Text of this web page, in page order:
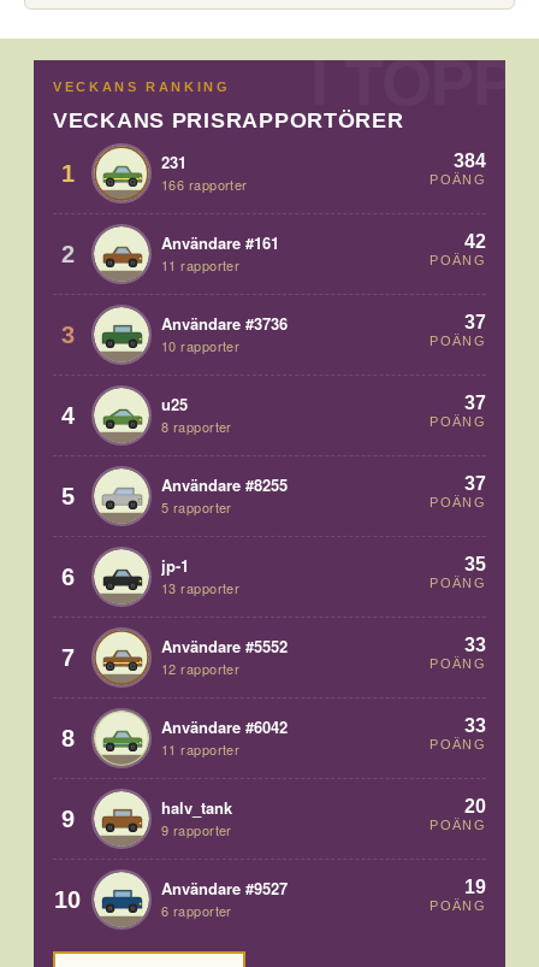
VECKANS RANKING
VECKANS PRISRAPPORTÖRER
1 231
166 rapporter
384
POÄNG
2 Användare #161
11 rapporter
42
POÄNG
3 Användare #3736
10 rapporter
37
POÄNG
4 u25
8 rapporter
37
POÄNG
5 Användare #8255
5 rapporter
37
POÄNG
6 jp-1
13 rapporter
35
POÄNG
7 Användare #5552
12 rapporter
33
POÄNG
8 Användare #6042
11 rapporter
33
POÄNG
9 halv_tank
9 rapporter
20
POÄNG
10 Användare #9527
6 rapporter
19
POÄNG